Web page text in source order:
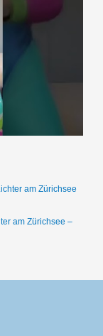
am Zürichsee –